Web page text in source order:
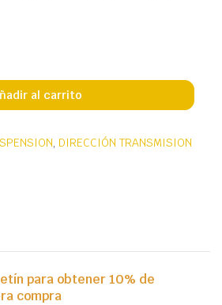
al carrito
, DIRECCIÓN TRANSMISION
para obtener 10% de
compra